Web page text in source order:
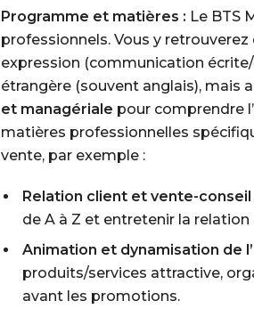
Programme et matières : Le BTS
professionnels. Vous y retrouverez
expression (communication
étrangère (souvent anglais), mais
et managériale pour comprendre
matières professionnelles
vente, par exemple :
Relation client et vente-conseil
de A à Z et entretenir la relation
Animation et dynamisation de
produits/services attractive,
avant les promotions.